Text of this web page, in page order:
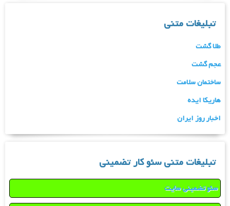
تبلیغات متنی
طلا گشت
عجم گشت
ساختمان سلامت
هاریکا ایده
اخبار روز ایران
تبلیغات متنی سئو کار تضمینی
سئو تضمینی سایت